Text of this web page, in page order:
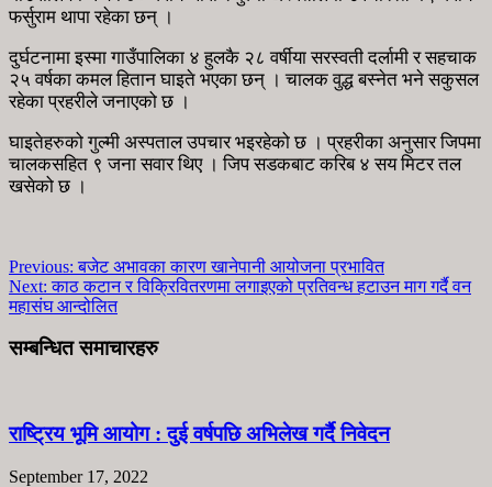
फर्सुराम थापा रहेका छन् ।
दुर्घटनामा इस्मा गाउँपालिका ४ हुलकै २८ वर्षीया सरस्वती दर्लामी र सहचाक
२५ वर्षका कमल हितान घाइते भएका छन् । चालक वुद्ध बस्नेत भने सकुसल
रहेका प्रहरीले जनाएको छ ।
घाइतेहरुको गुल्मी अस्पताल उपचार भइरहेको छ । प्रहरीका अनुसार जिपमा
चालकसहित ९ जना सवार थिए । जिप सडकबाट करिब ४ सय मिटर तल
खसेको छ ।
Previous: बजेट अभावका कारण खानेपानी आयोजना प्रभावित
Next: काठ कटान र विक्रिवितरणमा लगाइएको प्रतिवन्ध हटाउन माग गर्दै वन
महासंघ आन्दोलित
सम्बन्धित समाचारहरु
राष्ट्रिय भूमि आयोग : दुई वर्षपछि अभिलेख गर्दै निवेदन
September 17, 2022